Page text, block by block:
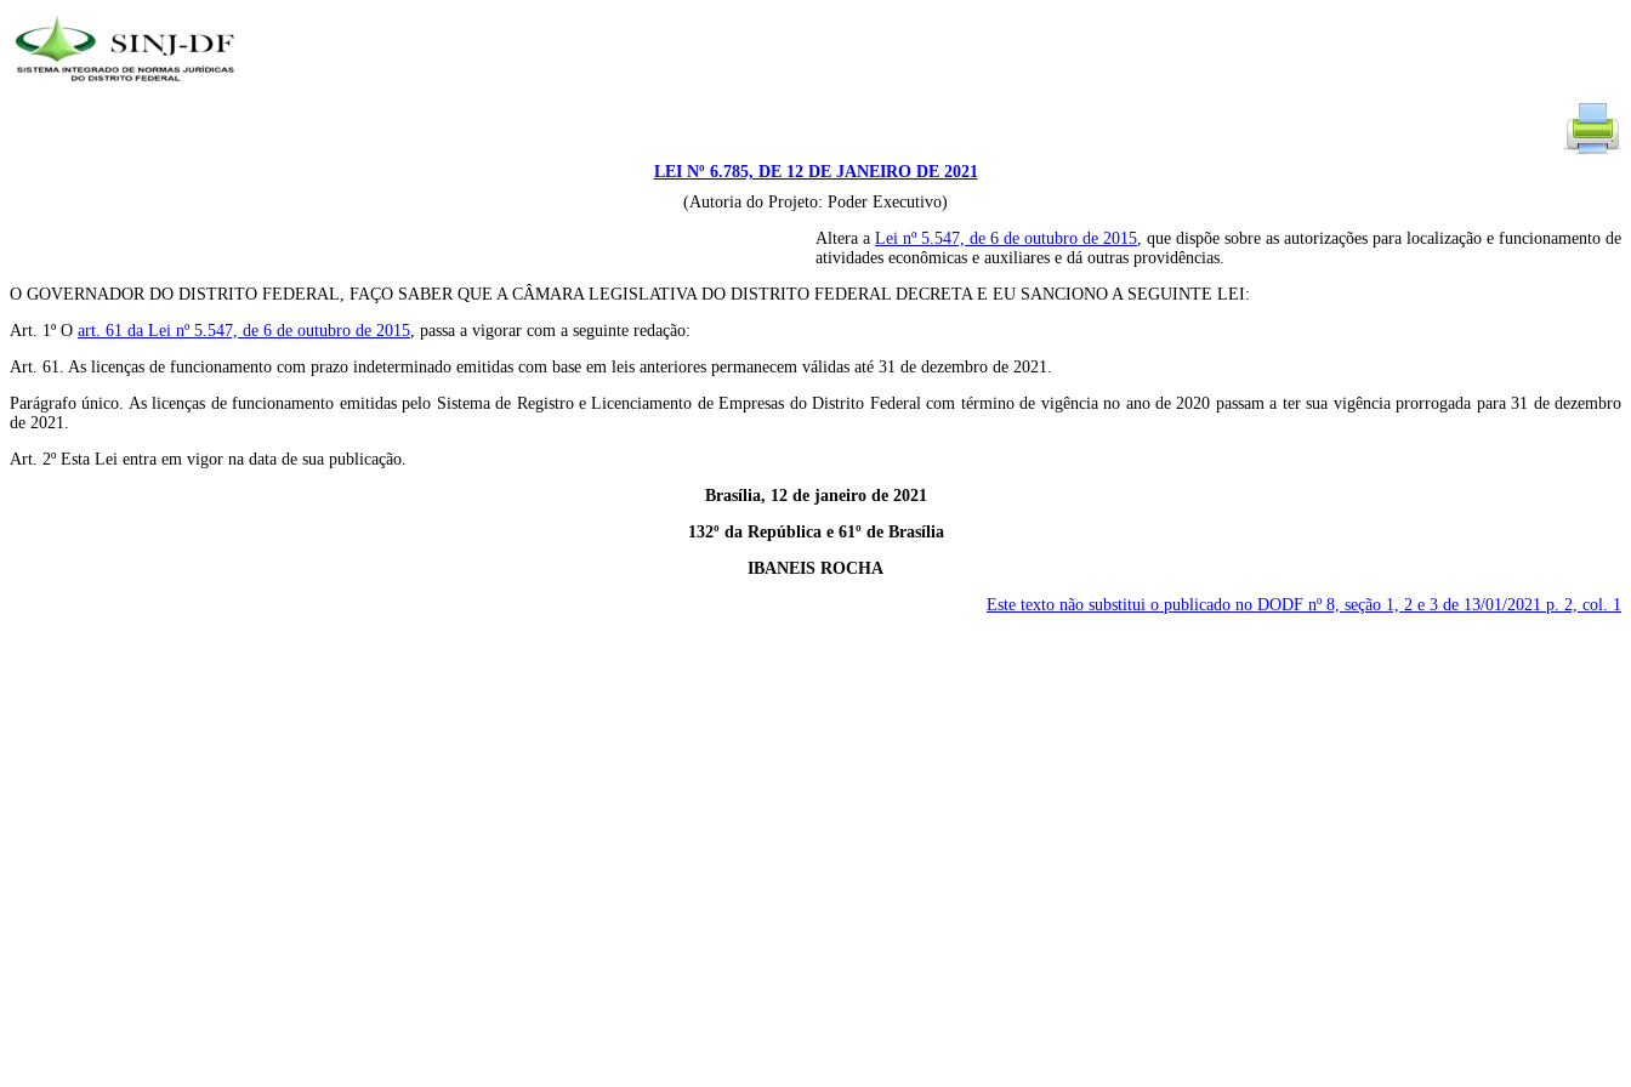
LEI Nº 6.785, DE 12 DE JANEIRO DE 2021
(Autoria do Projeto: Poder Executivo)
Altera a Lei nº 5.547, de 6 de outubro de 2015, que dispõe sobre as autorizações para localização e funcionamento de
atividades econômicas e auxiliares e dá outras providências.
O GOVERNADOR DO DISTRITO FEDERAL, FAÇO SABER QUE A CÂMARA LEGISLATIVA DO DISTRITO FEDERAL DECRETA E EU SANCIONO A SEGUINTE LEI:
Art. 1º O art. 61 da Lei nº 5.547, de 6 de outubro de 2015, passa a vigorar com a seguinte redação:
Art. 61. As licenças de funcionamento com prazo indeterminado emitidas com base em leis anteriores permanecem válidas até 31 de dezembro de 2021.
Parágrafo único. As licenças de funcionamento emitidas pelo Sistema de Registro e Licenciamento de Empresas do Distrito Federal com término de vigência no ano de 2020 passam a ter sua vigência prorrogada para 31 de dezembro
de 2021.
Art. 2º Esta Lei entra em vigor na data de sua publicação.
Brasília, 12 de janeiro de 2021
132º da República e 61º de Brasília
IBANEIS ROCHA
Este texto não substitui o publicado no DODF nº 8, seção 1, 2 e 3 de 13/01/2021 p. 2, col. 1